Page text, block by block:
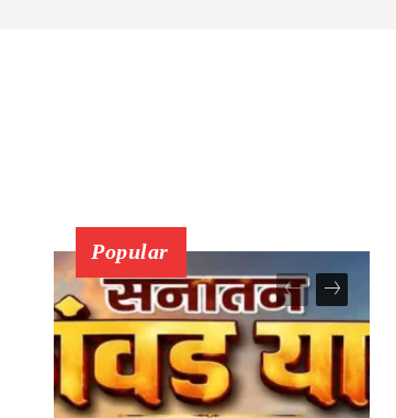
Popular